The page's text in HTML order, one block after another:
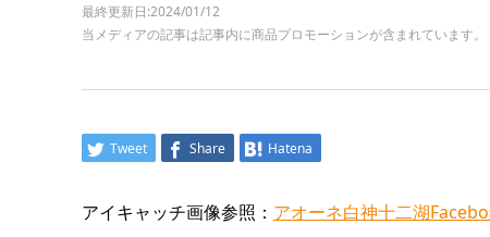
最終更新日:2024/01/12
当メディアの記事は記事内に商品プロモーションが含まれています。
Tweet Share Hatena
アイキャッチ画像参照： アオーネ白神十二湖